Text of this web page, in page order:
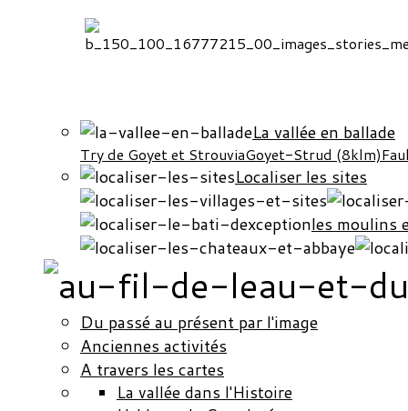
La vallée en ballade
Try de Goyet et StrouviaGoyet-Strud (8klm)
Localiser les sites
les moulins
Du passé au présent par l'image
Anciennes activités
A travers les cartes
La vallée dans l'Histoire